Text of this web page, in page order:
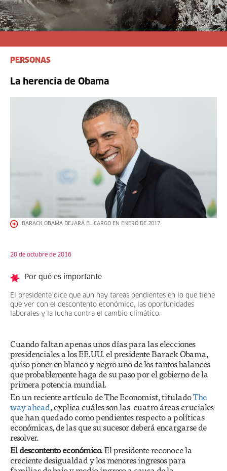
PERSONAS
La herencia de Obama
BARACK OBAMA DEJARÁ EL CARGO EN ENERO DE 2017.
20 de octubre de 2016
Por qué es importante
El presidente dice que aun hay tareas pendientes en lo que tiene
que ver con el descontento económico, las oportunidades
laborales y la lucha contra el cambio climático.
Cuando faltan apenas unos días para las elecciones
presidenciales a los EE.UU. el presidente Barack Obama,
quiso poner en blanco y negro uno de los tantos balances
que probablemente haga de su paso por el gobierno de la
primera potencia mundial.
En un reciente artículo de The Economist, tituladoThe
way ahead, explica cuáles son las cuatro áreas cruciales
que han quedado como pendientes respecto a políticas
económicas, de las que su sucesor deberá encargarse de
resolver.
El descontento económico.El presidente reconoce la
creciente desigualdad y los menores ingresos para